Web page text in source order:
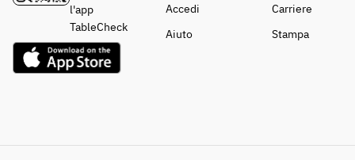
l'app
TableCheck
Accedi
Aiuto
Carriere
Stampa